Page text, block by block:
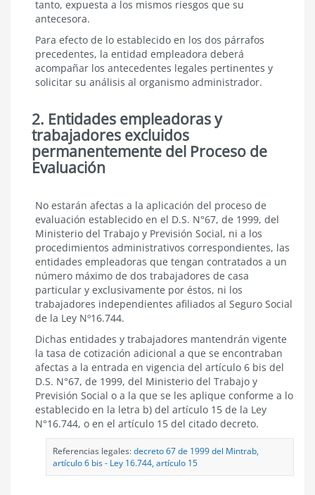
tanto, expuesta a los mismos riesgos que su
antecesora.
Para efecto de lo establecido en los dos párrafos
precedentes, la entidad empleadora deberá
acompañar los antecedentes legales pertinentes y
solicitar su análisis al organismo administrador.
2. Entidades empleadoras y
trabajadores excluidos
permanentemente del Proceso de
Evaluación
Entidades
empleadoras
y
trabajadores
excluidos
permanentemente
del
Proceso
de
Evaluación
No estarán afectas a la aplicación del proceso de
evaluación establecido en el D.S. N°67, de 1999, del
Ministerio del Trabajo y Previsión Social, ni a los
procedimientos administrativos correspondientes, las
entidades empleadoras que tengan contratados a un
número máximo de dos trabajadores de casa
particular y exclusivamente por éstos, ni los
trabajadores independientes afiliados al Seguro Social
de la Ley Nº16.744.
Dichas entidades y trabajadores mantendrán vigente
la tasa de cotización adicional a que se encontraban
afectas a la entrada en vigencia del artículo 6 bis del
D.S. N°67, de 1999, del Ministerio del Trabajo y
Previsión Social o a la que se les aplique conforme a lo
establecido en la letra b) del artículo 15 de la Ley
N°16.744, o en el artículo 15 del citado decreto.
Referencias legales:decreto 67 de 1999 del Mintrab,
artículo 6 bis- Ley 16.744, artículo 15